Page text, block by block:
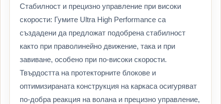
Стабилност и прецизно управление при високи
скорости: Гумите Ultra High Performance са
създадени да предложат подобрена стабилност
както при праволинейно движение, така и при
завиване, особено при по-високи скорости.
Твърдостта на протекторните блокове и
оптимизираната конструкция на каркаса осигуряват
по-добра реакция на волана и прецизно управление,